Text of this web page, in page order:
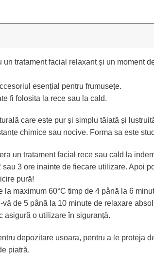
tratament facial relaxant și un moment
esențial pentru frumusețe.
fi folosita la rece sau la cald.
care este pur și simplu tăiată și
chimice sau nocive. Forma sa este
un tratament facial rece sau cald la
3 ore inainte de fiecare utilizare. Apoi
pură!
maximum 60°C timp de 4 până la 6
de 5 până la 10 minute de relaxare
asigură o utilizare în siguranță.
depozitare usoara, pentru a le proteja
piatră.